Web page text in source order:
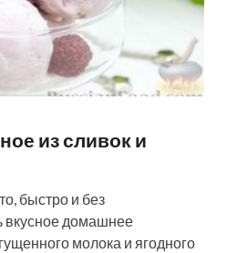
из сливок и
быстро и без
домашнее
молока и ягодного